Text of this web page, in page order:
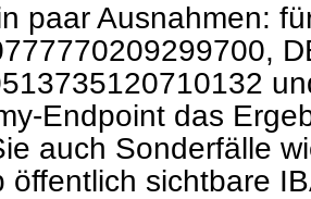
paar Ausnahmen:
Endpoint das
auch Sonderfälle
öffentlich sichtbare